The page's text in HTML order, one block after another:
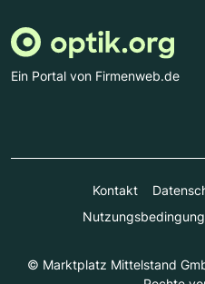
Ein Portal von Firmenweb.de
Kontakt
© Marktplatz Mittelstand